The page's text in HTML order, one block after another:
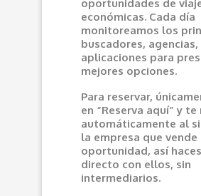
oportunidades de
económicas. Cada día
monitoreamos los
buscadores,
aplicaciones para
mejores opciones.
Para reservar,
en “Reserva aquí” y
automáticamente al
la empresa que vende
oportunidad, así
directo con ellos, sin
intermediarios.